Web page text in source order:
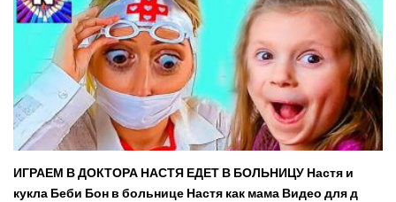
ИГРАЕМ В ДОКТОРА НАСТЯ ЕДЕТ В БОЛЬНИЦУ Настя и
кукла Беби Бон в больнице Настя как мама Видео для д